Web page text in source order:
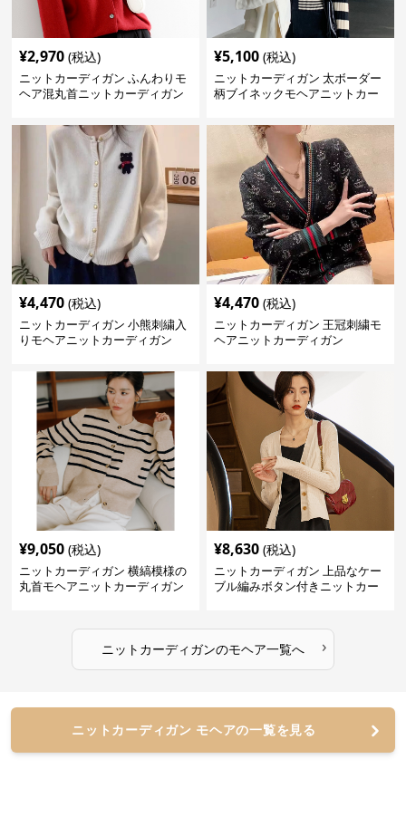
¥2,970 (税込)
ニットカーディガン ふんわりモ
ヘア混丸首ニットカーディガン
¥5,100 (税込)
ニットカーディガン 太ボーダー
柄ブイネックモヘアニットカー
¥4,470 (税込)
ニットカーディガン 小熊刺繍入
りモヘアニットカーディガン
¥4,470 (税込)
ニットカーディガン 王冠刺繍モ
ヘアニットカーディガン
¥9,050 (税込)
ニットカーディガン 横縞模様の
丸首モヘアニットカーディガン
¥8,630 (税込)
ニットカーディガン 上品なケー
ブル編みボタン付きニットカー
ニットカーディガンのモヘア一覧へ ›
ニットカーディガン モヘアの一覧を見る